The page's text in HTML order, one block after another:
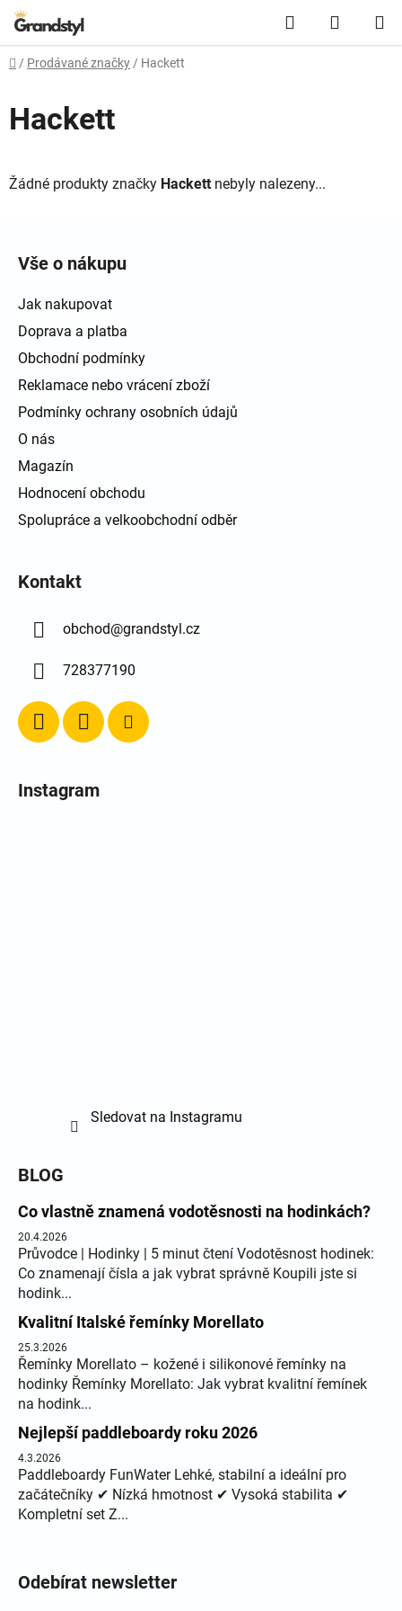
Přejít na obsah Hledat
Domů
/ Prodávané značky / Hackett
Hackett
Žádné produkty značky Hackett nebyly nalezeny...
Vše o nákupu
Jak nakupovat
Doprava a platba
Obchodní podmínky
Reklamace nebo vrácení zboží
Podmínky ochrany osobních údajů
O nás
Magazín
Hodnocení obchodu
Spolupráce a velkoobchodní odběr
Kontakt
obchod@grandstyl.cz
728377190
Instagram
Sledovat na Instagramu
BLOG
Co vlastně znamená vodotěsnosti na hodinkách?
20.4.2026
Průvodce | Hodinky | 5 minut čtení Vodotěsnost hodinek:
Co znamenají čísla a jak vybrat správně Koupili jste si
hodink...
Kvalitní Italské řemínky Morellato
25.3.2026
Řemínky Morellato – kožené i silikonové řemínky na
hodinky Řemínky Morellato: Jak vybrat kvalitní řemínek
na hodink...
Nejlepší paddleboardy roku 2026
4.3.2026
Paddleboardy FunWater Lehké, stabilní a ideální pro
začátečníky ✔ Nízká hmotnost ✔ Vysoká stabilita ✔
Kompletní set Z...
Odebírat newsletter